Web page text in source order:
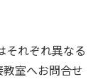
それぞれ異なる
室へお問合せ